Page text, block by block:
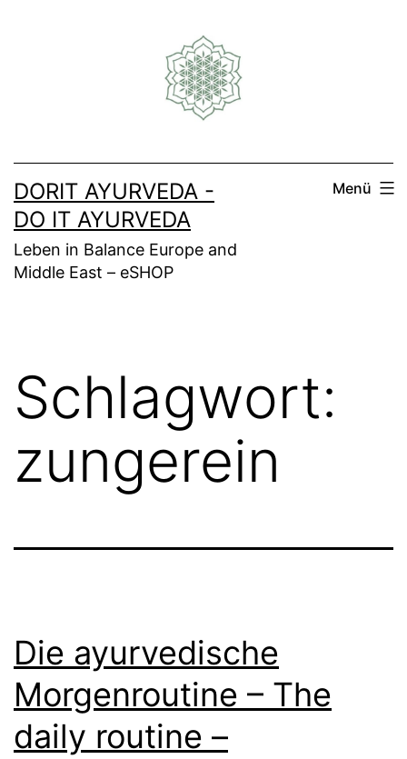
DORIT AYURVEDA -
DO IT AYURVEDA
Leben in Balance Europe and
Middle East – eSHOP
Menü
Schlagwort:
zungerein
Die ayurvedische
Morgenroutine – The
daily routine –